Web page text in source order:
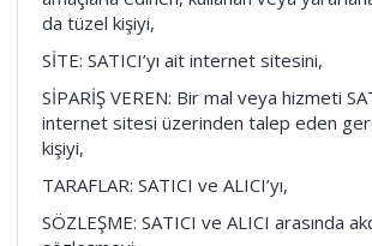
da tüzel kişiyi,
SİTE: SATICI’yı ait internet sitesini,
SİPARİŞ VEREN: Bir mal veya hizmeti
internet sitesi üzerinden talep eden
kişiyi,
TARAFLAR: SATICI ve ALICI’yı,
SÖZLEŞME: SATICI ve ALICI arasında